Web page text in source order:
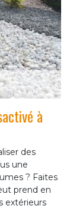
à
des
une
? Faites
prend en
extérieurs